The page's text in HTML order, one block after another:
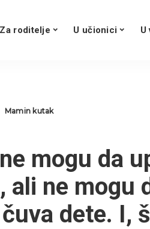
Za roditelje U učionici U
Mamin kutak
mogu da
ali ne mogu
dete. I,